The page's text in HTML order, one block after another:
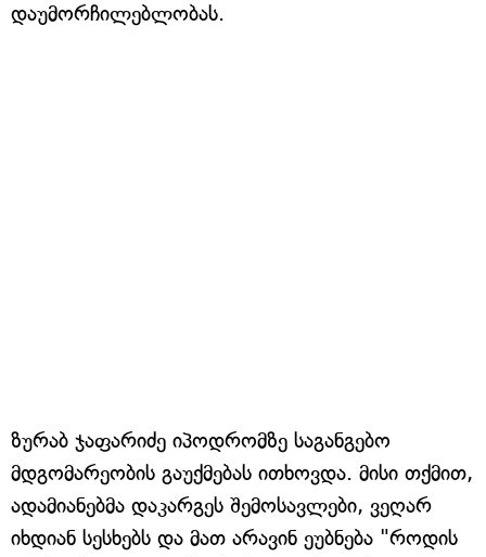
დაუმორჩილებლობას.
ზურაბ ჯაფარიძე იპოდრომზე საგანგებო
მდგომარეობის გაუქმებას ითხოვდა. მისი თქმით,
ადამიანებმა დაკარგეს შემოსავლები, ვეღარ
იხდიან სესხებს და მათ არავინ ეუბნება "როდის